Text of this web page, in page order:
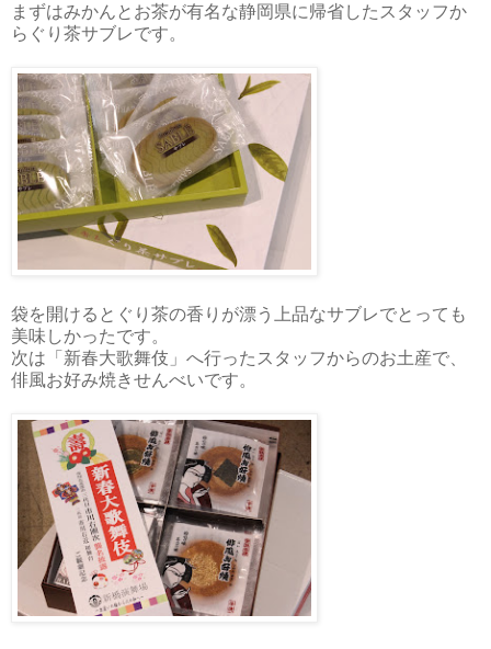
まずはみかんとお茶が有名な静岡県に帰省したスタッフか
らぐり茶サブレです。
袋を開けるとぐり茶の香りが漂う上品なサブレでとっても
美味しかったです。
次は「新春大歌舞伎」へ行ったスタッフからのお土産で、
俳風お好み焼きせんべいです。